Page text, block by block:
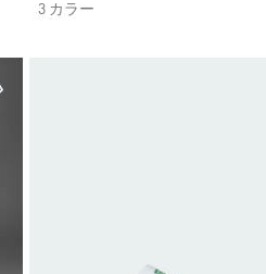
3 カラー